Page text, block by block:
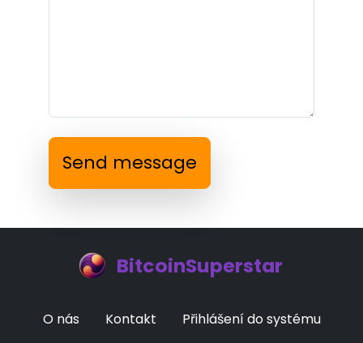
Send message
BitcoinSuperstar
O nás Kontakt Přihlášení do systému